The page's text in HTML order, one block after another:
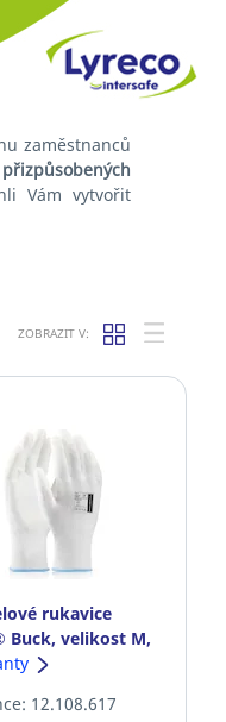
zaměstnanců
přizpůsobených
Vám vytvořit
ZOBRAZIT V:
rukavice
Buck, velikost M,
párů
12.108.617